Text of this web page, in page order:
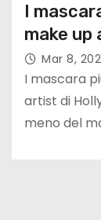
I
make up
Mar 8,
I mascara
artist di
meno del